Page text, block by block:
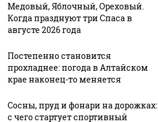
Медовый, Яблочный, Ореховый.
Когда празднуют три Спаса в
августе 2026 года
Постепенно становится
прохладнее: погода в Алтайском
крае наконец-то меняется
Сосны, пруд и фонари на дорожках:
с чего стартует спортивный